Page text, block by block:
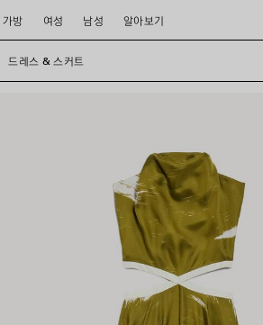
가방 여성 남성 알아보기
드레스 & 스커트